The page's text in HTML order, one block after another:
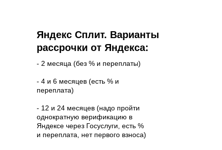
Яндекс Сплит. Варианты
рассрочки от Яндекса:
- 2 месяца (без % и переплаты)
- 4 и 6 месяцев (есть % и
переплата)
- 12 и 24 месяцев (надо пройти
однократную верификацию в
Яндексе через Госуслуги, есть %
и переплата, нет первого взноса)